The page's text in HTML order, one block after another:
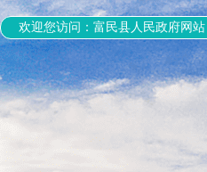
欢迎您访问：富民县人民政府网站